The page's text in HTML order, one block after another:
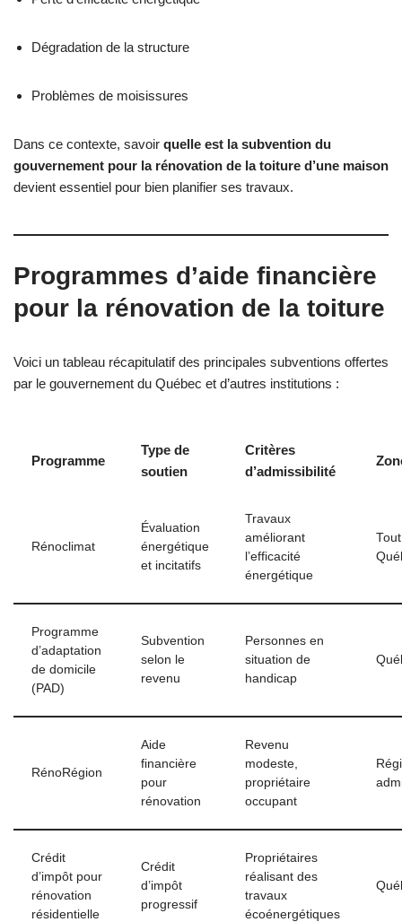
Dégradation de la structure
Problèmes de moisissures
Dans ce contexte, savoir quelle est la subvention du
gouvernement pour la rénovation de la toiture d’une maison
devient essentiel pour bien planifier ses travaux.
Programmes d’aide financière
pour la rénovation de la toiture
Voici un tableau récapitulatif des principales subventions offertes
par le gouvernement du Québec et d’autres institutions :
Programme
Type de
soutien
Critères
d’admissibilité
Rénoclimat
Évaluation
énergétique
et incitatifs
Travaux
améliorant
l’efficacité
énergétique
Programme
d’adaptation
de domicile
(PAD)
Subvention
selon le
revenu
Personnes en
situation de
handicap
RénoRégion
Aide
financière
pour
rénovation
Revenu
modeste,
propriétaire
occupant
Crédit
d’impôt pour
rénovation
résidentielle
Crédit
d’impôt
progressif
Propriétaires
réalisant des
travaux
écoénergétiques